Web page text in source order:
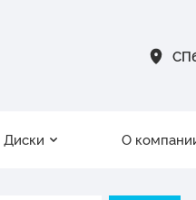
Диски О